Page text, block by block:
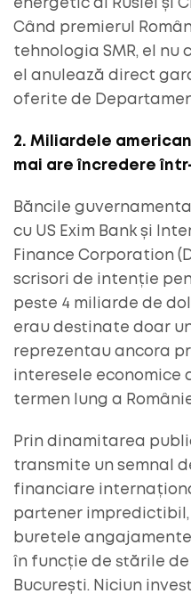
energetic al Rusiei și
Când premierul
tehnologia SMR, el nu
el anulează direct
oferite de
2. Miliardele
mai are încredere
Băncile
cu US Exim Bank și
Finance Corporation
scrisori de intenție
peste 4 miliarde de
erau destinate doar
reprezentau ancora
interesele
termen lung a
Prin dinamitarea
transmite un semnal
financiare
partener
buretele
în funcție de stările
București. Niciun